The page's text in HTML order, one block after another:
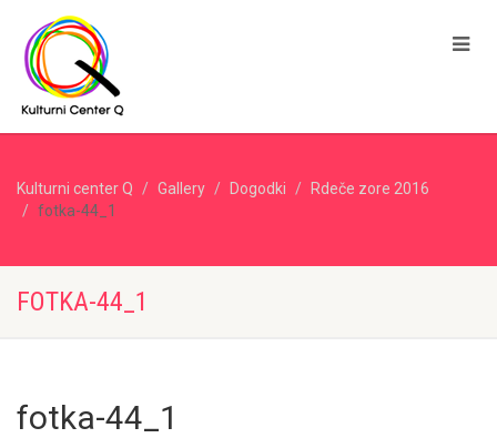
Kulturni center Q Gallery Dogodki
Rdeče zore 2016
fotka-44_1
FOTKA-44_1
fotka-44_1